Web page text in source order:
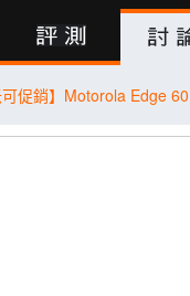
登入 行動版